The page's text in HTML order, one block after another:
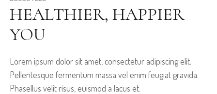
HEALTHIER, HAPPIER
YOU
Lorem ipsum dolor sit amet, consectetur adipiscing elit.
Pellentesque fermentum massa vel enim feugiat gravida.
Phasellus velit risus, euismod a lacus et.